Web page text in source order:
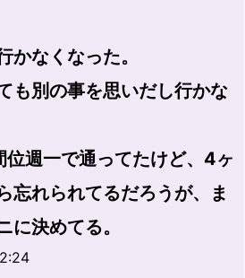
かなくなった。
も別の事を思いだし行かな
週一で通ってたけど、4ヶ
忘れられてるだろうが、ま
に決めてる。